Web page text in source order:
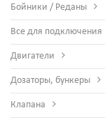
Бойники / Реданы
Все для подключения
Двигатели
Дозаторы, бункеры
Клапана